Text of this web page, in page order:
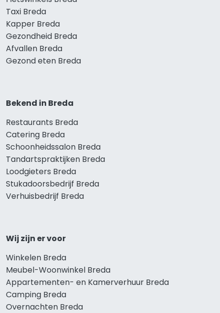
Taxi Breda
Kapper Breda
Gezondheid Breda
Afvallen Breda
Gezond eten Breda
Bekend in Breda
Restaurants Breda
Catering Breda
Schoonheidssalon Breda
Tandartspraktijken Breda
Loodgieters Breda
Stukadoorsbedrijf Breda
Verhuisbedrijf Breda
Wij zijn er voor
Winkelen Breda
Meubel-Woonwinkel Breda
Appartementen- en Kamerverhuur Breda
Camping Breda
Overnachten Breda